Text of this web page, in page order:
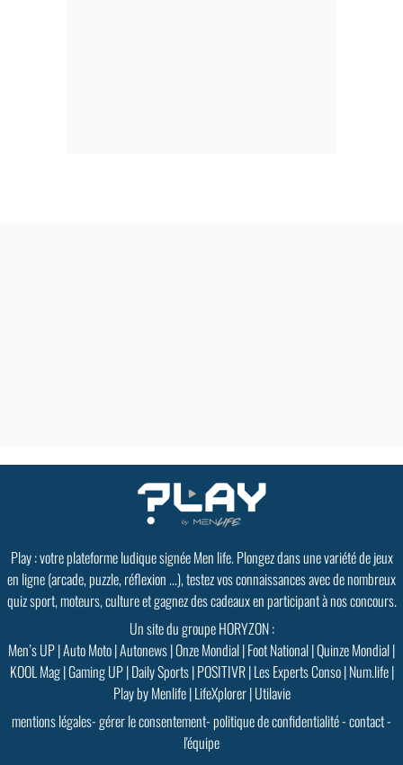
Play : votre plateforme ludique signée Men life. Plongez dans une variété de jeux
en ligne (arcade, puzzle, réflexion ...), testez vos connaissances avec de nombreux
quiz sport, moteurs, culture et gagnez des cadeaux en participant à nos concours.
Un site du groupe HORYZON :
Men’s UP|Auto Moto|Autonews|Onze Mondial|Foot National|Quinze Mondial|
KOOL Mag|Gaming UP|Daily Sports|POSITIVR|Les Experts Conso|Num.life|
Play by Menlife|LifeXplorer|Utilavie
mentions légales-gérer le consentement-politique de confidentialité-contact-
l'équipe